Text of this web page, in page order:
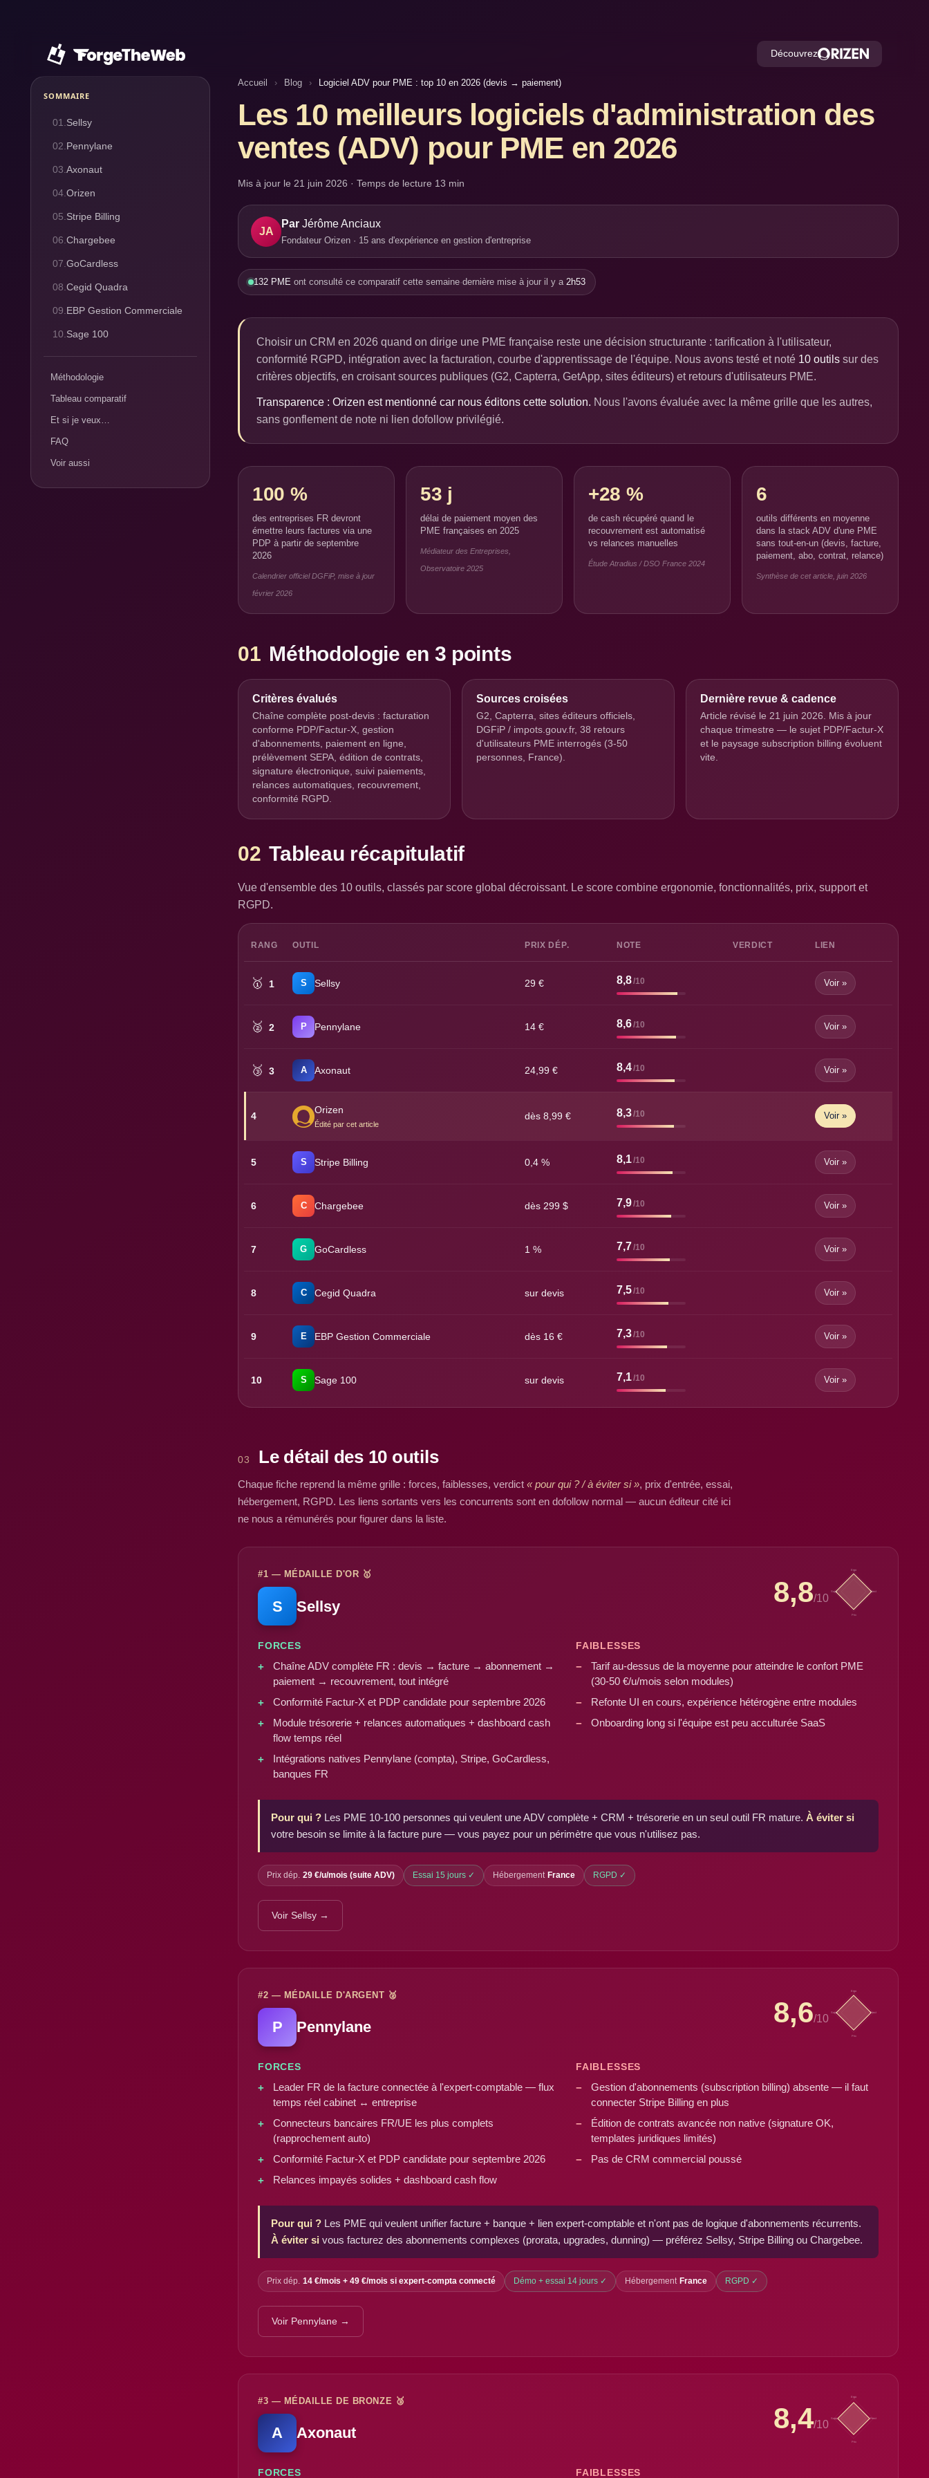
Découvrez
SOMMAIRE
01.Sellsy
02. Pennylane
03.Axonaut
04.Orizen
05.Stripe Billing
06.Chargebee
07.GoCardless
08.Cegid Quadra
09. EBP Gestion Commerciale
10.Sage 100
Méthodologie
Tableau comparatif
Et si je veux…
FAQ
Voir aussi
Accueil › Blog › Logiciel ADV pour PME : top 10 en 2026 (devis → paiement)
Les 10 meilleurs logiciels d'administration des
ventes (ADV) pour PME en 2026
Mis à jour le 21 juin 2026 · Temps de lecture 13 min
JA
Par Jérôme Anciaux
Fondateur Orizen · 15 ans d'expérience en gestion d'entreprise
132 PME ont consulté ce comparatif cette semaine·dernière mise à jour il y a 2h53
Choisir un CRM en 2026 quand on dirige une PME française reste une décision structurante : tarification à l'utilisateur,
conformité RGPD, intégration avec la facturation, courbe d'apprentissage de l'équipe. Nous avons testé et noté 10 outils sur des
critères objectifs, en croisant sources publiques (G2, Capterra, GetApp, sites éditeurs) et retours d'utilisateurs PME.
Transparence : Orizen est mentionné car nous éditons cette solution. Nous l'avons évaluée avec la même grille que les autres,
sans gonflement de note ni lien dofollow privilégié.
100 %
des entreprises FR devront
émettre leurs factures via une
PDP à partir de septembre
2026
Calendrier officiel DGFiP, mise à jour
février 2026
53 j
délai de paiement moyen des
PME françaises en 2025
Médiateur des Entreprises,
Observatoire 2025
+28 %
de cash récupéré quand le
recouvrement est automatisé
vs relances manuelles
Étude Atradius / DSO France 2024
6
outils différents en moyenne
dans la stack ADV d'une PME
sans tout-en-un (devis, facture,
paiement, abo, contrat, relance)
Synthèse de cet article, juin 2026
01 Méthodologie en 3 points
Critères évalués
Chaîne complète post-devis : facturation
conforme PDP/Factur-X, gestion
d'abonnements, paiement en ligne,
prélèvement SEPA, édition de contrats,
signature électronique, suivi paiements,
relances automatiques, recouvrement,
conformité RGPD.
Sources croisées
G2, Capterra, sites éditeurs officiels,
DGFiP / impots.gouv.fr, 38 retours
d'utilisateurs PME interrogés (3-50
personnes, France).
Dernière revue & cadence
Article révisé le 21 juin 2026. Mis à jour
chaque trimestre — le sujet PDP/Factur-X
et le paysage subscription billing évoluent
vite.
02 Tableau récapitulatif
Vue d'ensemble des 10 outils, classés par score global décroissant. Le score combine ergonomie, fonctionnalités, prix, support et
RGPD.
RANG OUTIL PRIX DÉP. NOTE VERDICT LIEN
🥇 1 S Sellsy 29 € 8,8/10 Voir »
🥈 2 P Pennylane 14 € 8,6/10 Voir »
🥉 3 A Axonaut 24,99 € 8,4/10 Voir »
4
Orizen
Édité par cet article
dès 8,99 € 8,3/10 Voir »
5 S Stripe Billing 0,4 % 8,1/10 Voir »
6 C Chargebee dès 299 $ 7,9/10 Voir »
7 G GoCardless 1 % 7,7/10 Voir »
8 C Cegid Quadra sur devis 7,5/10 Voir »
9 E EBP Gestion Commerciale dès 16 € 7,3/10 Voir »
10 S Sage 100 sur devis 7,1/10 Voir »
03 Le détail des 10 outils
Chaque fiche reprend la même grille : forces, faiblesses, verdict « pour qui ? / à éviter si », prix d'entrée, essai,
hébergement, RGPD. Les liens sortants vers les concurrents sont en dofollow normal — aucun éditeur cité ici
ne nous a rémunérés pour figurer dans la liste.
#1 — MÉDAILLE D'OR 🥇
S Sellsy 8,8/10
Ergo
Fonct
Prix
Supp
FORCES
Chaîne ADV complète FR : devis → facture → abonnement →
paiement → recouvrement, tout intégré
Conformité Factur-X et PDP candidate pour septembre 2026
Module trésorerie + relances automatiques + dashboard cash
flow temps réel
Intégrations natives Pennylane (compta), Stripe, GoCardless,
banques FR
FAIBLESSES
Tarif au-dessus de la moyenne pour atteindre le confort PME
(30-50 €/u/mois selon modules)
Refonte UI en cours, expérience hétérogène entre modules
Onboarding long si l'équipe est peu acculturée SaaS
Pour qui ? Les PME 10-100 personnes qui veulent une ADV complète + CRM + trésorerie en un seul outil FR mature. À éviter si
votre besoin se limite à la facture pure — vous payez pour un périmètre que vous n'utilisez pas.
Prix dép. 29 €/u/mois (suite ADV) Essai 15 jours ✓ Hébergement France RGPD ✓
Voir Sellsy →
#2 — MÉDAILLE D'ARGENT 🥈
P Pennylane 8,6/10
Ergo
Fonct
Prix
Supp
FORCES
Leader FR de la facture connectée à l'expert-comptable — flux
temps réel cabinet ↔ entreprise
Connecteurs bancaires FR/UE les plus complets
(rapprochement auto)
Conformité Factur-X et PDP candidate pour septembre 2026
Relances impayés solides + dashboard cash flow
FAIBLESSES
Gestion d'abonnements (subscription billing) absente — il faut
connecter Stripe Billing en plus
Édition de contrats avancée non native (signature OK,
templates juridiques limités)
Pas de CRM commercial poussé
Pour qui ? Les PME qui veulent unifier facture + banque + lien expert-comptable et n'ont pas de logique d'abonnements récurrents.
À éviter si vous facturez des abonnements complexes (prorata, upgrades, dunning) — préférez Sellsy, Stripe Billing ou Chargebee.
Prix dép. 14 €/mois + 49 €/mois si expert-compta connecté Démo + essai 14 jours ✓ Hébergement France RGPD ✓
Voir Pennylane →
#3 — MÉDAILLE DE BRONZE 🥉
A Axonaut 8,4/10
Ergo
Fonct
Prix
Supp
FORCES FAIBLESSES